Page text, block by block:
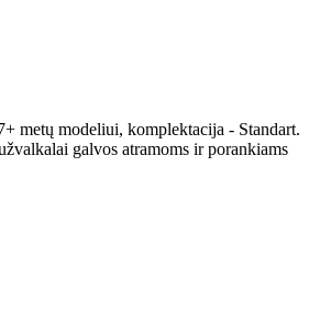
metų modeliui, komplektacija - Standart.
galvos atramoms ir porankiams